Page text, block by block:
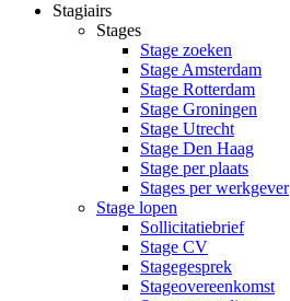
Stagiairs
Stages
Stage zoeken
Stage Amsterdam
Stage Rotterdam
Stage Groningen
Stage Utrecht
Stage Den Haag
Stage per plaats
Stages per werkgever
Stage lopen
Sollicitatiebrief
Stage CV
Stagegesprek
Stageovereenkomst